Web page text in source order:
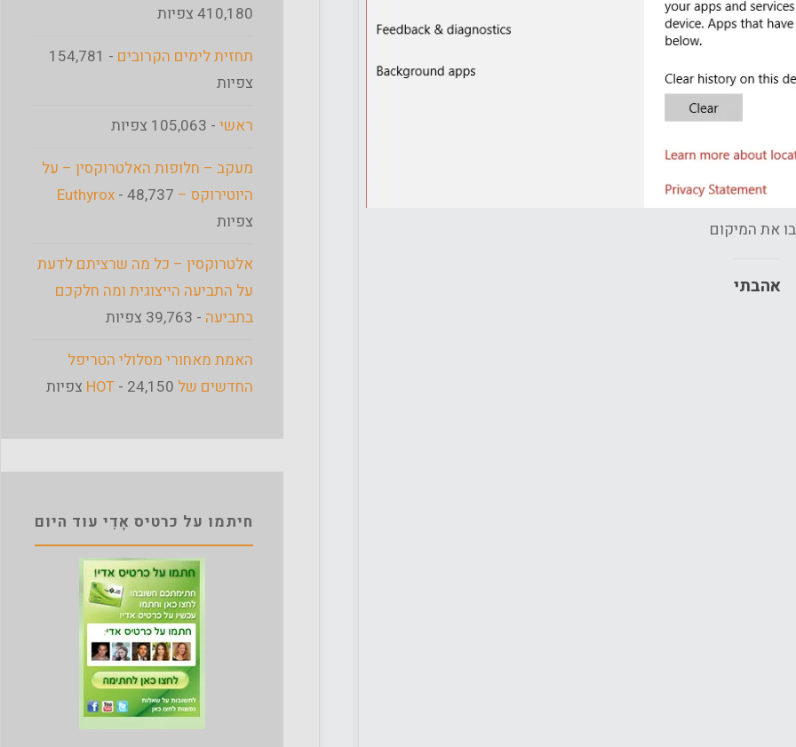
את המיקום
אהבתי
410,180 צפיות
תחזית לימים הקרובים
- 154,781
צפיות
ראשי - 105,063 צפיות
מעקב – חלופות האלטרוקסין – על
היוטירוקס – Euthyrox - 48,737
צפיות
אלטרוקסין – כל מה שרציתם לדעת
על התביעה הייצוגית ומה חלקכם
בתביעה - 39,763 צפיות
האמת מאחורי מסלולי הטריפל
החדשים של HOT - 24,150 צפיות
חיתמו על כרטיס אָדִי עוד היום